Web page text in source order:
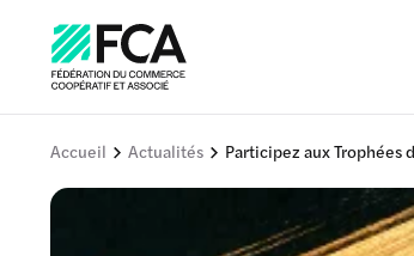
Accueil Actualités Participez aux Trophées